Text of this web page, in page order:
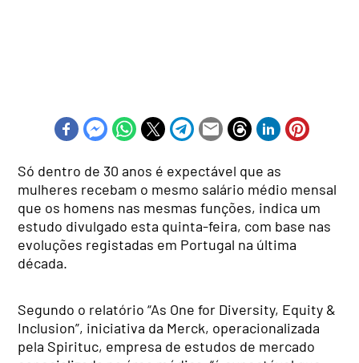
Só dentro de 30 anos é expectável que as
mulheres recebam o mesmo salário médio mensal
que os homens nas mesmas funções, indica um
estudo divulgado esta quinta-feira, com base nas
evoluções registadas em Portugal na última
década.
Segundo o relatório “As One for Diversity, Equity &
Inclusion”, iniciativa da Merck, operacionalizada
pela Spirituc, empresa de estudos de mercado